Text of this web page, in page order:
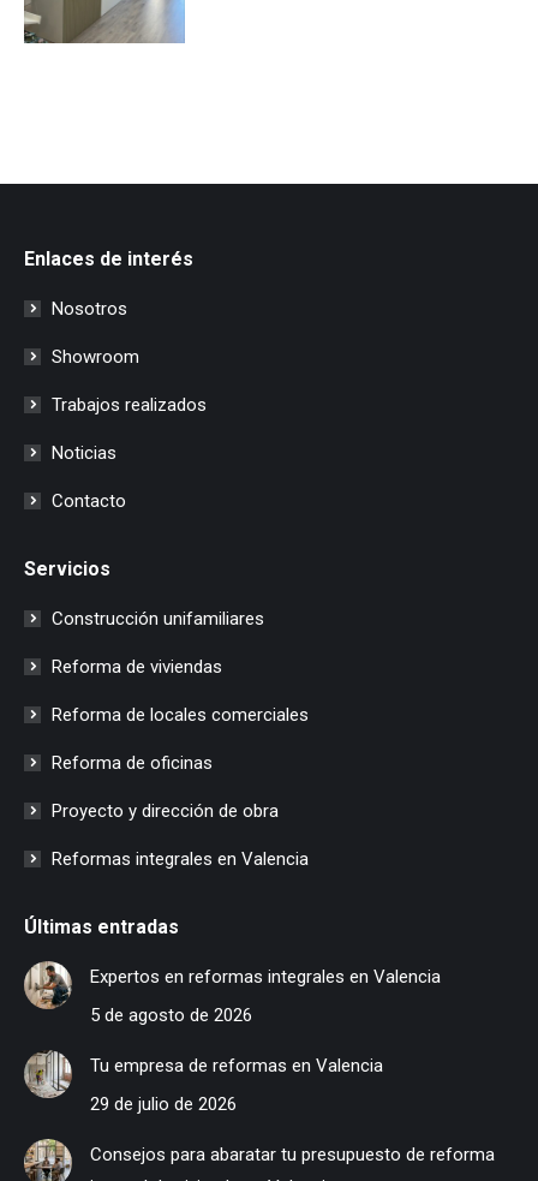
Enlaces de interés
Nosotros
Showroom
Trabajos realizados
Noticias
Contacto
Servicios
Construcción unifamiliares
Reforma de viviendas
Reforma de locales comerciales
Reforma de oficinas
Proyecto y dirección de obra
Reformas integrales en Valencia
Últimas entradas
Expertos en reformas integrales en Valencia
5 de agosto de 2026
Tu empresa de reformas en Valencia
29 de julio de 2026
Consejos para abaratar tu presupuesto de reforma